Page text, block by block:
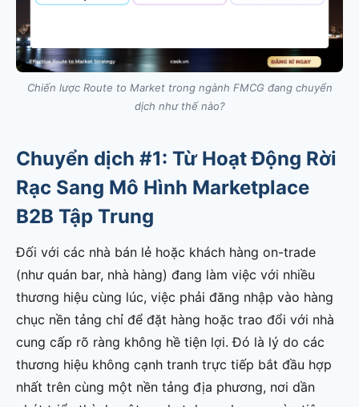
Chiến lược Route to Market trong ngành FMCG đang chuyển
dịch như thế nào?
Chuyển dịch #1: Từ Hoạt Động Rời
Rạc Sang Mô Hình Marketplace
B2B Tập Trung
Đối với các nhà bán lẻ hoặc khách hàng on-trade
(như quán bar, nhà hàng) đang làm việc với nhiều
thương hiệu cùng lúc, việc phải đăng nhập vào hàng
chục nền tảng chỉ để đặt hàng hoặc trao đổi với nhà
cung cấp rõ ràng không hề tiện lợi. Đó là lý do các
thương hiệu không cạnh tranh trực tiếp bắt đầu hợp
nhất trên cùng một nền tảng địa phương, nơi dần